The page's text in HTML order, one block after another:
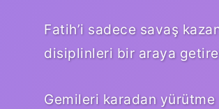
Fatih’i sadece savaş
disiplinleri bir araya
Gemileri karadan yürütme